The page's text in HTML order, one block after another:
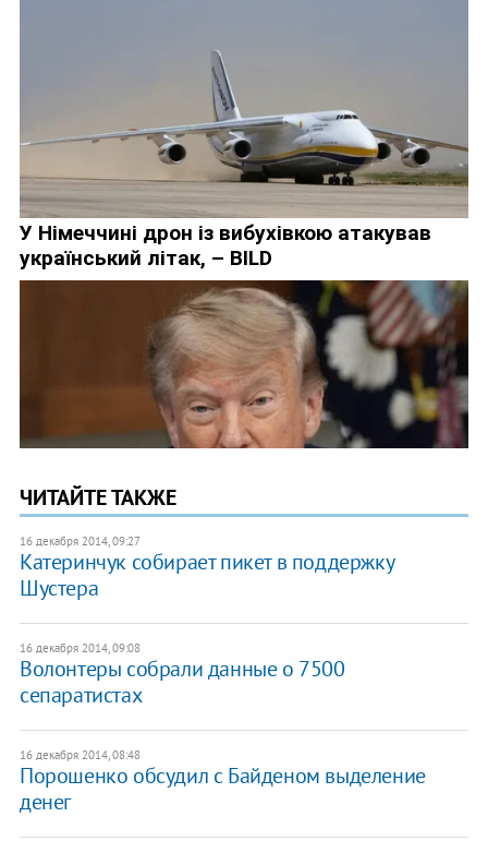
ЧИТАЙТЕ ТАКЖЕ
16 декабря 2014, 09:27
Катеринчук собирает пикет в поддержку
Шустера
16 декабря 2014, 09:08
Волонтеры собрали данные о 7500
сепаратистах
16 декабря 2014, 08:48
Порошенко обсудил с Байденом выделение
денег